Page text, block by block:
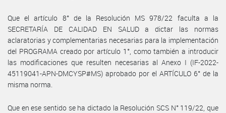
Que el artículo 8° de la Resolución MS 978/22 faculta a la
SECRETARÍA DE CALIDAD EN SALUD a dictar las normas
aclaratorias y complementarias necesarias para la implementación
del PROGRAMA creado por artículo 1°, como también a introducir
las modificaciones que resulten necesarias al Anexo I (IF-2022-
45119041-APN-DMCYSP#MS) aprobado por el ARTÍCULO 6° de la
misma norma.
Que en ese sentido se ha dictado la Resolución SCS N° 119/22, que